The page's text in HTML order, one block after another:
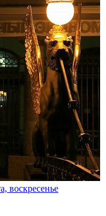
воскресенье